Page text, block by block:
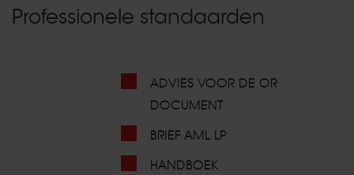
Professionele standaarden
ADVIES VOOR DE OR
DOCUMENT
BRIEF AML LP
HANDBOEK